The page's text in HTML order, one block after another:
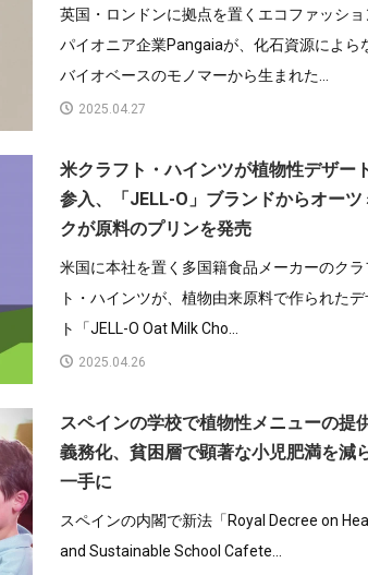
英国・ロンドンに拠点を置くエコファッショ
パイオニア企業Pangaiaが、化石資源によら
バイオベースのモノマーから生まれた...
2025.04.27
米クラフト・ハインツが植物性デザー
参入、「JELL-O」ブランドからオーツ
クが原料のプリンを発売
米国に本社を置く多国籍食品メーカーのクラ
ト・ハインツが、植物由来原料で作られたデ
ト「JELL-O Oat Milk Cho...
2025.04.26
スペインの学校で植物性メニューの提
義務化、貧困層で顕著な小児肥満を減
一手に
スペインの内閣で新法「Royal Decree on
and Sustainable School Cafete...